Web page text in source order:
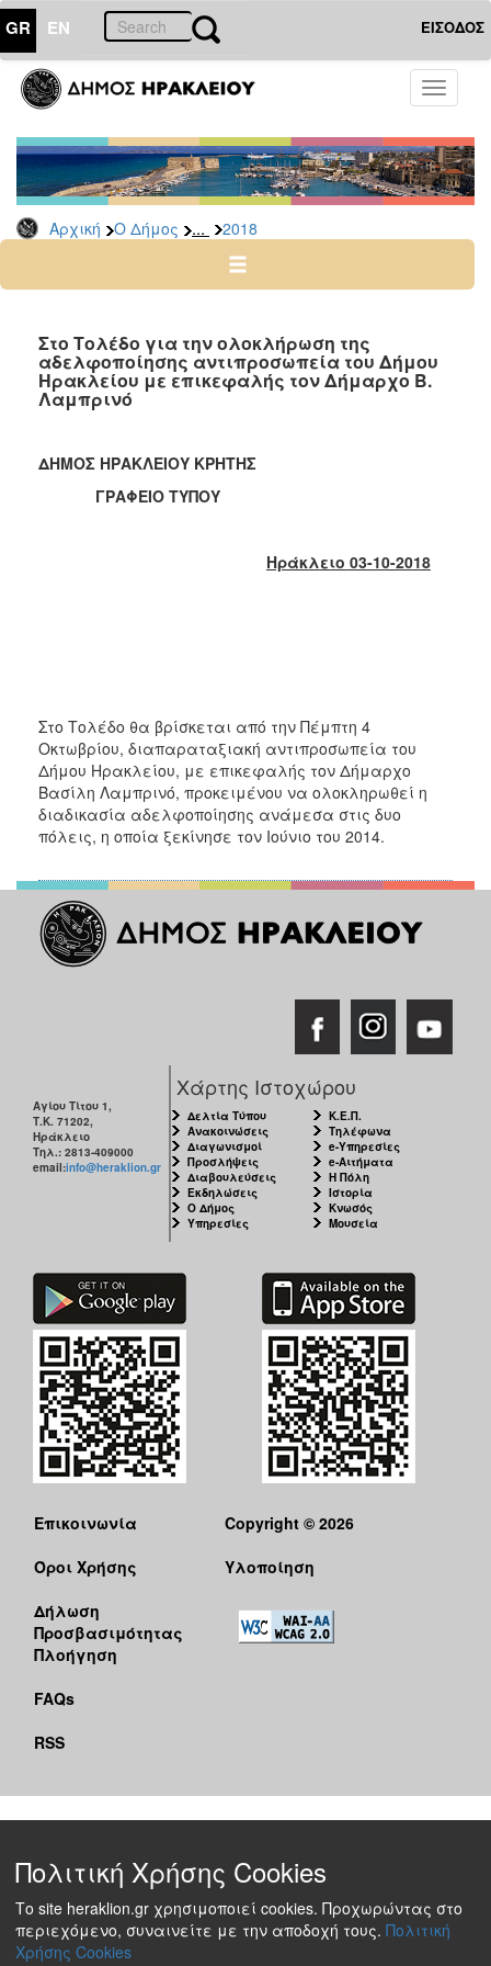
GR EN ΕΙΣΟΔΟΣ
Toggle
Αρχική Ο Δήμος ... 2018
ΔΗΜΟΣ
Δελτία
Τύπου
Αρχείο
2026
2024
2022
2021
2019
2018
2010
2006
ΤΟΠΟΣ
ΠΟΛΙΤΙΣΜΟΣ
Στο Τολέδο για την ολοκλήρωση της
αδελφοποίησης αντιπροσωπεία του Δήμου
Ηρακλείου με επικεφαλής τον Δήμαρχο Β.
Λαμπρινό
ΔΗΜΟΣ ΗΡΑΚΛΕΙΟΥ ΚΡΗΤΗΣ
ΓΡΑΦΕΙΟ ΤΥΠΟΥ
Ηράκλειο 03-10-2018
Στο Τολέδο θα βρίσκεται από την Πέμπτη 4
Οκτωβρίου, διαπαραταξιακή αντιπροσωπεία του
Δήμου Ηρακλείου, με επικεφαλής τον Δήμαρχο
Βασίλη Λαμπρινό, προκειμένου να ολοκληρωθεί η
διαδικασία αδελφοποίησης ανάμεσα στις δυο
πόλεις, η οποία ξεκίνησε τον Ιούνιο του 2014.
Αγίου Τίτου 1,
Τ.Κ. 71202,
Ηράκλειο
Τηλ.: 2813-409000
email:info@heraklion.gr
Χάρτης Ιστοχώρου
Δελτία Τύπου
Ανακοινώσεις
Διαγωνισμοί
Προσλήψεις
Διαβουλεύσεις
Εκδηλώσεις
Ο Δήμος
Υπηρεσίες
Κ.Ε.Π.
Τηλέφωνα
e-Υπηρεσίες
e-Αιτήματα
Η Πόλη
Ιστορία
Κνωσός
Μουσεία
Επικοινωνία
Όροι Χρήσης
Δήλωση
Προσβασιμότητας
Πλοήγηση
FAQs
RSS
Copyright © 2026
Υλοποίηση
Πολιτική Χρήσης Cookies
Το site heraklion.gr χρησιμοποιεί cookies. Προχωρώντας στο
περιεχόμενο, συναινείτε με την αποδοχή τους. Πολιτική
Χρήσης Cookies